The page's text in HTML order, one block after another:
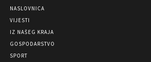
NASLOVNICA
VIJESTI
IZ NAŠEG KRAJA
GOSPODARSTVO
SPORT